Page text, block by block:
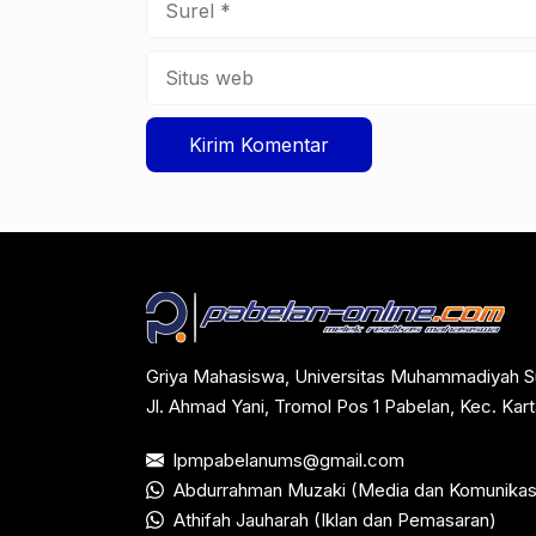
Griya Mahasiswa, Universitas Muhammadiyah
Jl. Ahmad Yani, Tromol Pos 1 Pabelan, Kec.
lpmpabelanums@gmail.com
Abdurrahman Muzaki (Media dan
Athifah Jauharah (Iklan dan Pemasaran)